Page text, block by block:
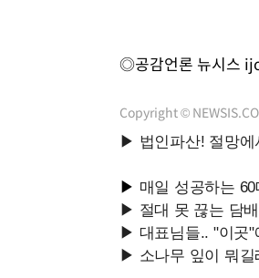
◎공감언론 뉴시스
Copyright ©